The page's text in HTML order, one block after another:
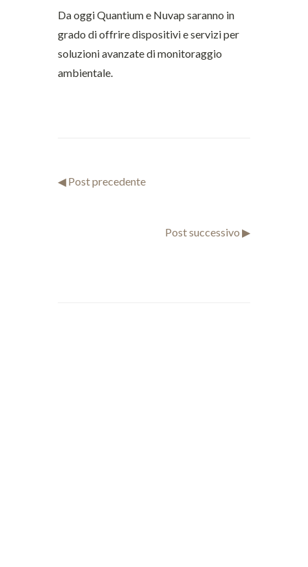
Da oggi Quantium e Nuvap saranno in
grado di offrire dispositivi e servizi per
soluzioni avanzate di monitoraggio
ambientale.
◀ Post precedente
Post successivo ▶